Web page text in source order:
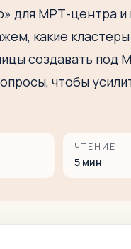
для МРТ-центра и
какие
создавать под
чтобы
ЧТЕНИЕ
5мин